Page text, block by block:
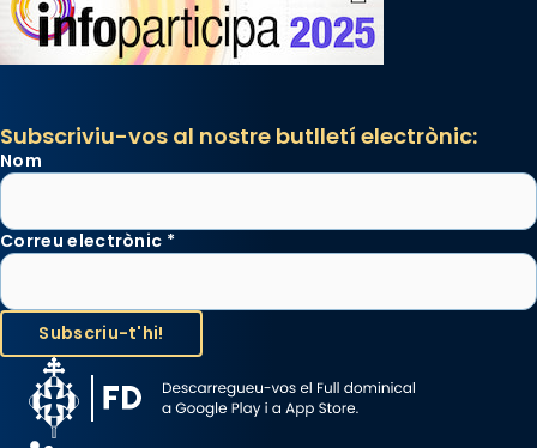
Subscriviu-vos al nostre butlletí electrònic:
Nom
Correu electrònic *